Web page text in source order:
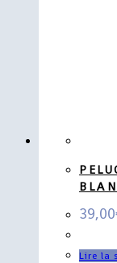
39,00
Lire la